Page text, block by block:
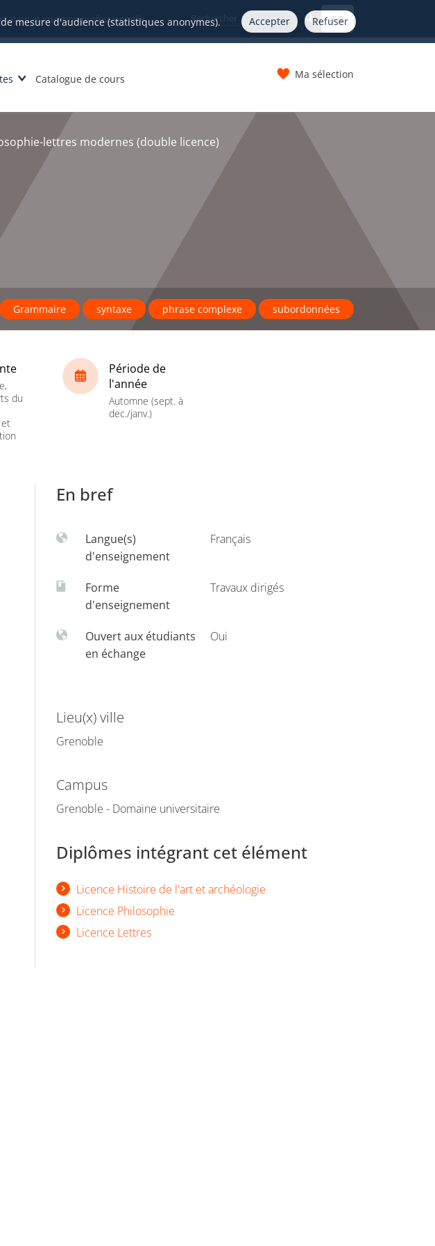
mesure d'audience (statistiques anonymes). Accepter Refuser
et insertion professionnelle FR
Catalogue de cours Ma sélection
lettres modernes (double licence)
Grammaire syntaxe phrase complexe subordonnées
du
Période de
l'année
Automne (sept. à
dec./janv.)
En bref
Langue(s)
d'enseignement
Français
Forme
d'enseignement
Travaux dirigés
Ouvert aux étudiants
en échange
Oui
Lieu(x) ville
Grenoble
Campus
Grenoble - Domaine universitaire
Diplômes intégrant cet élément
Licence Histoire de l'art et archéologie
Licence Philosophie
Licence Lettres